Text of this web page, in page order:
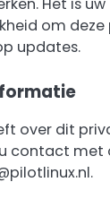
om
updates.
over dit
contact met
.